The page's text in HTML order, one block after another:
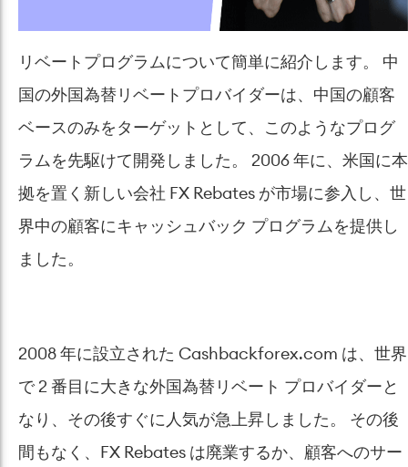
リベートプログラムについて簡単に紹介します。 中
国の外国為替リベートプロバイダーは、中国の顧客
ベースのみをターゲットとして、このようなプログ
ラムを先駆けて開発しました。 2006 年に、米国に本
拠を置く新しい会社 FX Rebates が市場に参入し、世
界中の顧客にキャッシュバック プログラムを提供し
ました。
2008 年に設立された Cashbackforex.com は、世界
で 2 番目に大きな外国為替リベート プロバイダーと
なり、その後すぐに人気が急上昇しました。 その後
間もなく、FX Rebates は廃業するか、顧客へのサー